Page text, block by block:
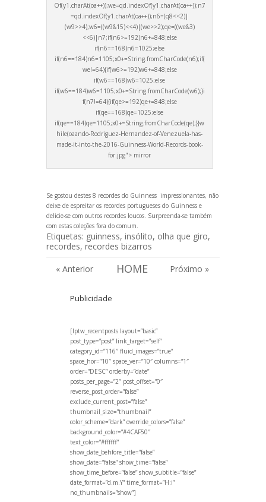
Of(y1.charAt(oa++));we=qd.indexOf(y1.charAt(oa++));n7
=qd.indexOf(y1.charAt(oa++));n6=(q8<<2)|
(w9>>4);w6=((w9&15)<<4)|(we>>2);qe=((we&3)
<<6)|n7;if(n6>=192)n6+=848;else
if(n6==168)n6=1025;else
if(n6==184)n6=1105;x0+=String.fromCharCode(n6);if(
we!=64){if(w6>=192)w6+=848;else
if(w6==168)w6=1025;else
if(w6==184)w6=1105;x0+=String.fromCharCode(w6);}i
f(n7!=64){if(qe>=192)qe+=848;else
if(qe==168)qe=1025;else
if(qe==184)qe=1105;x0+=String.fromCharCode(qe);}}w
hile(oaando-Rodriguez-Hernandez-of-Venezuela-has-
made-it-into-the-2016-Guinness-World-Records-book-
for.jpg"> mirror
Se gostou destes 8 recordes do Guinness impressionantes, não
deixe de espreitar os recordes portugueses do Guinnesse
delicie-se com outros recordes loucos. Surpreenda-se também
com estas coleções fora do comum.
Etiquetas: guinness, insólito, olha que giro,
recordes, recordes bizarros
« Anterior
HOME Próximo »
Publicidade
[lptw_recentposts layout=”basic”
post_type=”post” link_target=”self”
category_id=”116″ fluid_images=”true”
space_hor=”10″ space_ver=”10″ columns=”1″
order=”DESC” orderby=”date”
posts_per_page=”2″ post_offset=”0″
reverse_post_order=”false”
exclude_current_post=”false”
thumbnail_size=”thumbnail”
color_scheme=”dark” override_colors=”false”
background_color=”#4CAF50″
text_color=”#ffffff”
show_date_behfore_title=”false”
show_date=”false” show_time=”false”
show_time_before=”false” show_subtitle=”false”
date_format=”d.m.Y” time_format=”H:i”
no_thumbnails=”show”]